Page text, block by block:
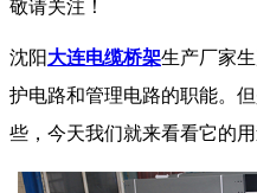
敬请关注！
沈阳大连电缆桥架生产厂家
护电路和管理电路的职能。
些，今天我们就来看看它的